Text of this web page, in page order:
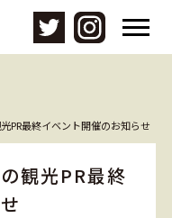
メ
く
PR最終イベント開催のお知らせ
観光PR最終